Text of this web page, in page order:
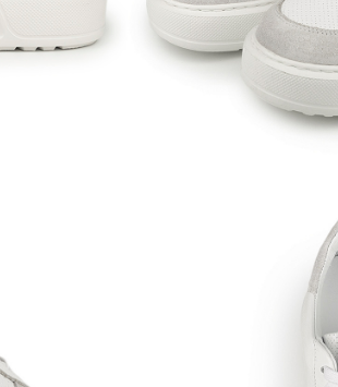
Кроссовки
Мюли
Полусапоги